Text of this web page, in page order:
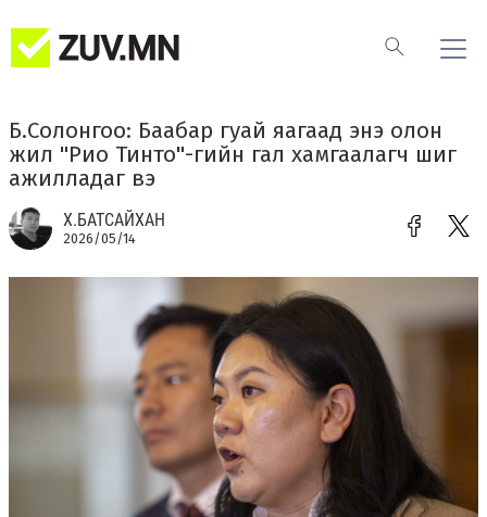
Б.Солонгоо: Баабар гуай яагаад энэ олон
жил "Рио Тинто"-гийн гал хамгаалагч шиг
ажилладаг вэ
Х.БАТСАЙХАН
2026/05/14